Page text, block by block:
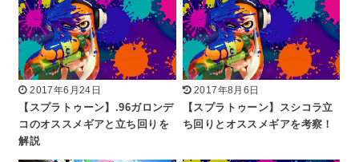
2017年6月24日
【スプラトゥーン】.96ガロンデ
コのオススメギアと立ち回りを
解説
2017年8月6日
【スプラトゥーン】スシコラ立
ち回りとオススメギアを考察！